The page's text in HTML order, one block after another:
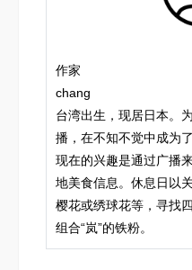
作家
chang
台湾出生，现居日本。
播，在不知不觉中成为
现在的兴趣是通过广播
地美食信息。休息日以
樱花或绣球花等，寻找
组合“岚”的铁粉。